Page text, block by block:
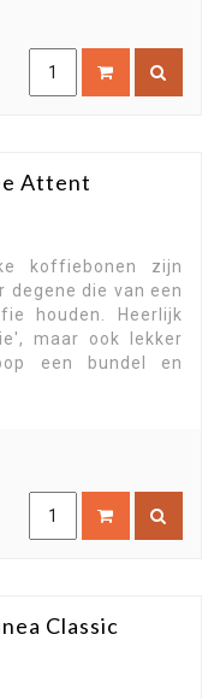
Attent
koffiebonen zijn
degene die van een
houden. Heerlijk
maar ook lekker
een bundel en
Classic